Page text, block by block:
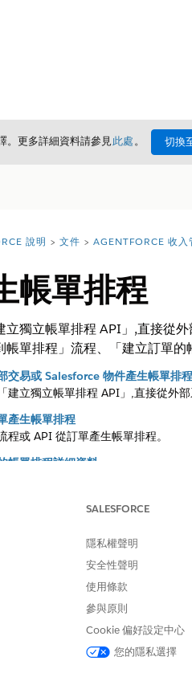
。更多詳細資料請參見此處。 切換
處：說明 文件 AGENTFORCE 收入
帳單排程
立獨立帳單排程 API」,直接從
帳單排程」流程、「建立訂單
交易或 Salesforce 物件產生帳單排程
建立獨立帳單排程 API」,直接從外
產生帳單排程
程或 API 從訂單產生帳單排程。
帳單排程詳細資料
同帳單與定價頻率交易的帳單排程
同時維持準確的定價計算。
否解決您的問題？
知道，以便我們改進！
SALESFORCE
隱私權聲明
安全性聲明
使用條款
參與原則
Cookie 偏好設定中心
您的隱私選擇